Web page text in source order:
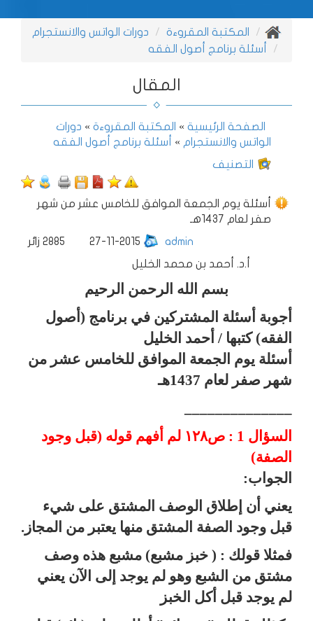
المكتبة المقروءة
دورات الواتس والانستجرام
أسئلة برنامج أصول الفقه
المقال
الصفحة الرئيسية » المكتبة المقروءة » دورات
الواتس والانستجرام »
أسئلة برنامج أصول الفقه
التصنيف
أسئلة يوم الجمعة الموافق للخامس عشر من شهر
صفر لعام 1437هـ
2885 زائر 27-11-2015
admin
أ.د. أحمد بن محمد الخليل
بسم الله الرحمن الرحيم
أجوبة أسئلة المشتركين في برنامج (أصول
الفقه) كتبها / أحمد الخليل
أسئلة يوم الجمعة الموافق للخامس عشر من
شهر صفر لعام 1437هـ
السؤال 1 : ص١٢٨ لم أفهم قوله (قبل وجود
الصفة(
الجواب:
يعني أن إطلاق الوصف المشتق على شيء
قبل وجود الصفة المشتق منها يعتبر من المجاز.
فمثلا قولك : ( خبز مشبع) مشبع هذه وصف
مشتق من الشبع وهو لم يوجد إلى الآن يعني
لم يوجد قبل أكل الخبز